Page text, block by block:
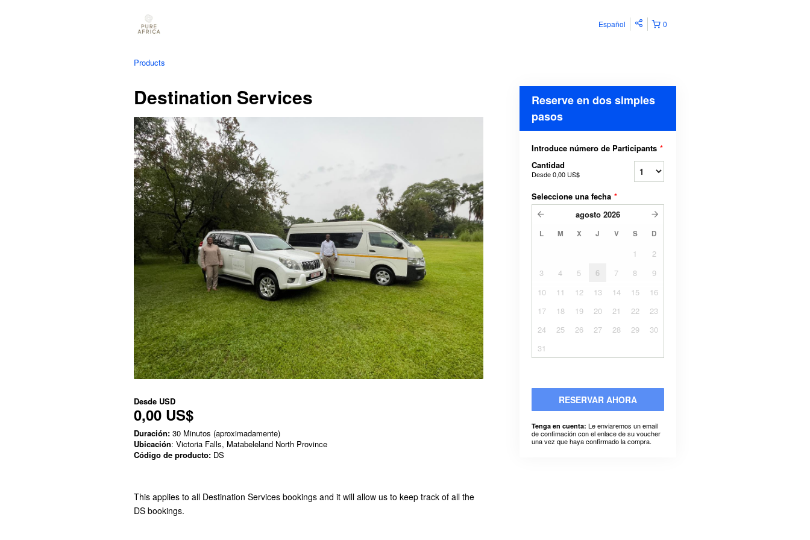
0
Español
Products
Destination Services
Desde USD
0,00 US$
Duración: 30 Minutos (aproximadamente)
Ubicación: Victoria Falls, Matabeleland North Province
Código de producto: DS
This applies to all Destination Services bookings and it will allow us to keep track of all the
DS bookings.
Reserve en dos simples
pasos
Introduce número de Participants *
Cantidad
Desde0,00 US$
Seleccione una fecha *
agosto 2026
L M X J V S D
1
2
3
4 5 6 7 8
9
10
11 12 13 14 15
16
17
18 19 20 21 22
23
24
25 26 27 28 29
30
31
RESERVAR AHORA
Tenga en cuenta: Le enviaremos un email
de confimación con el enlace de su voucher
una vez que haya confirmado la compra.